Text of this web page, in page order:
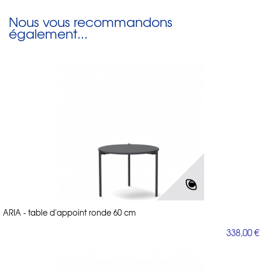
Nous vous recommandons
également...
ARIA - table d'appoint ronde 60 cm
338,00 €